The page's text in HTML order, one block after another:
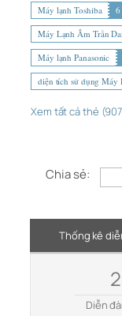
Máy lạnh Toshiba
6
Máy Lạnh Âm Trần
Máy lạnh Panasonic
diện tích sử dụng Máy
Xem tất cả thẻ
Chia sẻ:
Thống kê
Diễn